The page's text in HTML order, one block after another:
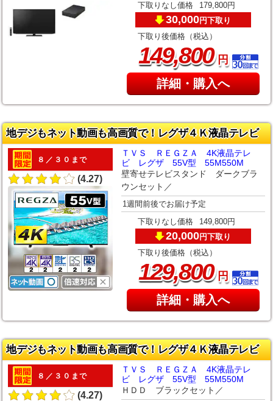
下取りなし価格 179,800円
30,000円下取り
下取り後価格（税込）
149,800円
詳細・購入へ
地デジもネット動画も高画質で！レグザ４Ｋ液晶テレビ
８／３０まで
(4.27)
ＴＶＳ ＲＥＧＺＡ 4K液晶テレ
ビ レグザ 55V型 55M550M
壁寄せテレビスタンド ダークブラ
ウンセット／
1週間前後でお届け予定
下取りなし価格 149,800円
20,000円下取り
下取り後価格（税込）
129,800円
詳細・購入へ
地デジもネット動画も高画質で！レグザ４Ｋ液晶テレビ
８／３０まで
(4.27)
ＴＶＳ ＲＥＧＺＡ 4K液晶テレ
ビ レグザ 55V型 55M550M
ＨＤＤ ブラックセット／